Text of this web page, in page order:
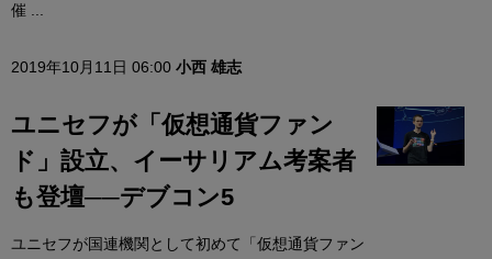
催 ...
2019年10月11日 06:00 小西 雄志
ユニセフが「仮想通貨ファン
ド」設立、イーサリアム考案者
も登壇──デブコン5
ユニセフが国連機関として初めて「仮想通貨ファン